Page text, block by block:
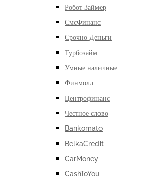
Робот Займер
СмсФинанс
Срочно Деньги
Турбозайм
Умные наличные
Финмолл
Центрофинанс
Честное слово
Bankomato
BelkaCredit
CarMoney
CashToYou